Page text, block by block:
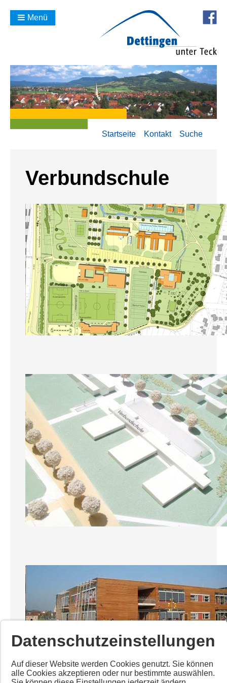
Menü
Startseite Kontakt Suche
Verbundschule
Datenschutzeinstellungen
Auf dieser Website werden Cookies genutzt. Sie können
alle Cookies akzeptieren oder nur bestimmte auswählen.